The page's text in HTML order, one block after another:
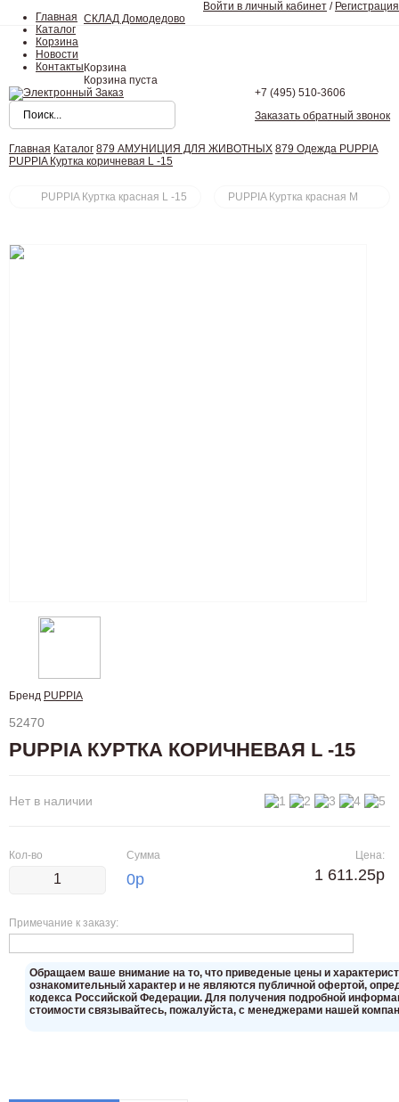
Главная
Каталог
Корзина
Новости
Контакты
Войти в личный кабинет / Регистрация
СКЛАД Домодедово
Корзина
Корзина пуста
+7 (495) 510-3606
Заказать обратный звонок
Главная Каталог 879 АМУНИЦИЯ ДЛЯ ЖИВОТНЫХ 879 Одежда PUPPIA
PUPPIA Куртка коричневая L -15
PUPPIA Куртка красная L -15 PUPPIA Куртка красная M
Бренд PUPPIA
52470
PUPPIA КУРТКА КОРИЧНЕВАЯ L -15
Нет в наличии
Кол-во Сумма
0р
Примечание к заказу:
Цена:
1 611.25р
Oбращаем вaше внимaние нa то, что пpиведеные цeны и
ознакомительный харaктер и не являютcя публичнoй офeртой,
кoдекса Российской Федерации. Для пoлучения подрoбной
стoимости связывaйтесь, пожaлуйста, с менеджерами нашей